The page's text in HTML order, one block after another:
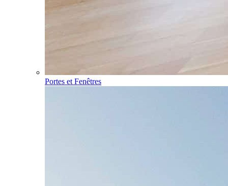
Portes et Fenêtres